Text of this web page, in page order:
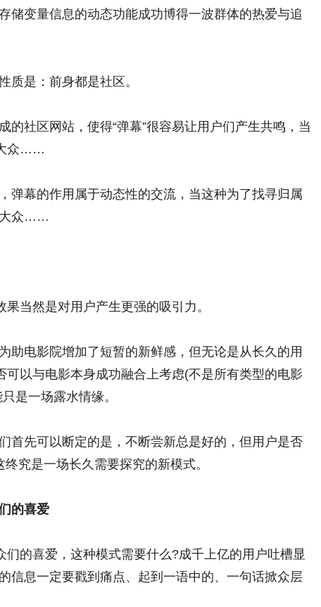
储变量信息的动态功能成功博得一波群体的热爱与追
质是：前身都是社区。
的社区网站，使得“弹幕”很容易让用户们产生共鸣，当
大众……
弹幕的作用属于动态性的交流，当这种为了找寻归属
大众……
果当然是对用户产生更强的吸引力。
助电影院增加了短暂的新鲜感，但无论是从长久的用
可以与电影本身成功融合上考虑(不是所有类型的电影
是一场露水情缘。
首先可以断定的是，不断尝新总是好的，但用户是否
究是一场长久需要探究的新模式。
的喜爱
们的喜爱，这种模式需要什么?成千上亿的用户吐槽显
信息一定要戳到痛点、起到一语中的、一句话掀众层